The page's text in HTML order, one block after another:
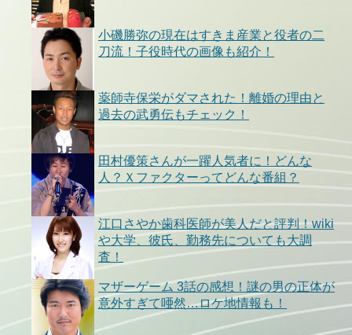
小磯勝弥の現在はすきま産業と役者の二
刀流！子役時代の画像も紹介！
薬師寺保栄がダマされた！離婚の理由と
過去の武勇伝もチェック！
田村優策さんが一躍人気者に！どんな
人？Ｘファクターってどんな番組？
江口さやか歯科医師が美人だと評判！wiki
や大学、彼氏、勤務先についても大調
査！
マザーゲーム 3話の感想！謎の男の正体が
意外すぎて唖然…ロケ地情報も！